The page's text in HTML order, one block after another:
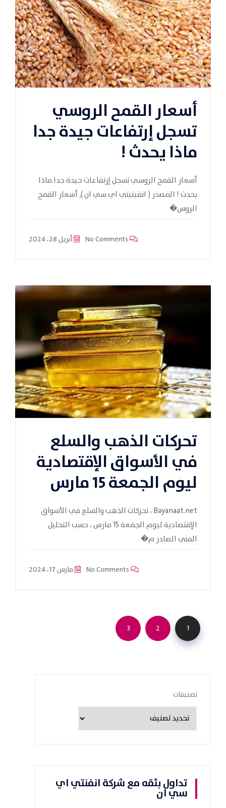
أسعار القمح الروسي
تسجل إرتفاعات جيدة جدا
ماذا يحدث !
أسعار القمح الروسي تسجل إرتفاعات جيدة جدا ماذا
يحدث ! المصدر ( انفينيتي اي سي ان ), أسعار القمح
الروس�
أبريل 28، 2024
تحركات الذهب والسلع
في الأسواق الإقتصادية
ليوم الجمعة 15 مارس
Bayanaat.net ، تحركات الذهب والسلع في الأسواق
الإقتصادية ليوم الجمعة 15 مارس ، حسب التحليل
الفني الصادر م�
مارس 17، 2024
1
2
3
تصنيفات
تداول بثقه مع شركة انفنتي اي
سي ان